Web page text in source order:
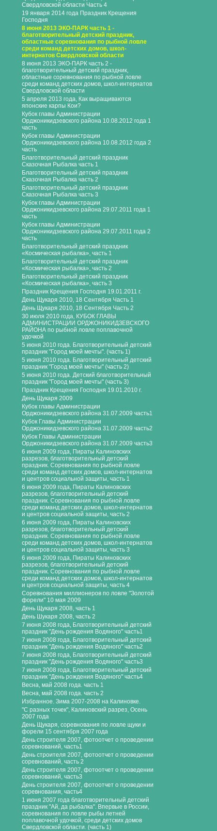
Свердловской области Часть 4
19 января 2014 года Праздник Крещения
Господня
8 июня 2013 ЭКО-ПАРК часть 1 -
благотворительный детский праздник,
областные соревнования по рыбной ловле
среди команд детских домов, школ-
интернатов Свердловской области
8 июня 2013 ЭКО-ПАРК часть 2 -
благотворительный детский праздник,
областные соревнования по рыбной ловле
среди команд детских домов, школ-интернатов
Свердловской области
5 апреля 2013 года, Как выращиваются
японские карпы Кои?
Кубок главы Администрации
Орджоникидзевского района 10.08.2012 года 1
часть
Кубок главы Администрации
Орджоникидзевского района 10.08.2012 года 2
часть
Благотворительный детский праздник
Сказочная Рыбалка часть 1
Благотворительный детский праздник
Сказочная Рыбалка часть 2
Благотворительный детский праздник
Сказочная Рыбалка часть 3
Кубок главы Администрации
Орджоникидзевского района 29.07.2011 года 1
часть
Кубок главы Администрации
Орджоникидзевского района 29.07.2011 года 2
часть
Благотворительный детский праздник
«Космическая рыбалка», часть 1
Благотворительный детский праздник
«Космическая рыбалка», часть 2
Благотворительный детский праздник
«Космическая рыбалка», часть 3
Праздник Крещения Господня 19.01.2011 г.
День Щукаря 2010, 18 Сентября Часть 1
День Щукаря 2010, 18 Сентября Часть 2
30 июля 2010 года, КУБОК ГЛАВЫ
АДМИНИСТРАЦИИ ОРДЖОНИКИДЗЕВСКОГО
РАЙОНА по рыбной ловле поплавочной
удочкой
5 июня 2010 года. Благотворительный детский
праздник "Город моей мечты". (часть 1)
5 июня 2010 года. Благотворительный детский
праздник "Город моей мечты" (часть 2)
5 июня 2010 года. Детский благотворительный
праздник "Город моей мечты" (часть 3)
Праздник Крещения Господня 19.01.2010 г.
День Щукаря 2009
Кубок главы Администрации
Орджоникидзевского района 31.07.2009 часть1
Кубок Главы Администрации
Орджоникидзевского района 31.07.2009 часть2
Кубок Главы Администрации
Орджоникидзевского района 31.07.2009 часть3
6 июня 2009 года, Пираты Калиновских
разрезов, благотворительный детский
праздник. Соревнования по рыбной ловле
среди команд детских домов, школ-интернатов
и центров социальной защиты, часть 1
6 июня 2009 года, Пираты Калиновских
разрезов, благотворительный детский
праздник. Соревнования по рыбной ловле
среди команд детских домов, школ-интернатов
и центров социальной защиты, часть 2
6 июня 2009 года, Пираты Калиновских
разрезов, благотворительный детский
праздник. Соревнования по рыбной ловле
среди команд детских домов, школ-интернатов
и центров социальной защиты, часть 3
6 июня 2009 года, Пираты Калиновских
разрезов, благотворительный детский
праздник. Соревнования по рыбной ловле
среди команд детских домов, школ-интернатов
и центров социальной защиты, часть 4
Соревнования миллионеров по ловле "Золотой
форели" 10 мая 2009
День Щукаря 2008, часть 1
День Шукаря 2008, часть 2
7 июня 2008 года, Благотворительный детский
праздник "День рождения Водяного" часть1
7 июня 2008 года, Благотворительный детский
праздник "День рождения Водяного" часть2
7 июня 2008 года, Благотворительный детский
праздник "День рождения Водяного" часть3
7 июня 2008 года, Благотворительный детский
праздник "День рождения Водяного" часть4
Весна, май 2008 года. часть 1
Весна, май 2008 года. часть 2
Избранное. Зима 2007-2008 на Калиновке.
"С разных точек", Калиновский разрез, Осень
2007 года
День Щукаря, соревнования по ловле щуки и
форели 15 сентября 2007 года
День строителя 2007, фотоотчет о проведении
соревнований, часть1
День строителя 2007, фотоотчет о проведении
соревнований, часть 2
День строителя 2007, фотоотчет о проведении
соревнований, часть3
День строителя 2007, фотоотчет о проведении
соревнования, часть4
1 июня 2007 года благотворительный детский
праздник "Ай, да рыбалка". Впервые в России,
соревнования по ловле рыбы летней
поплавочной удочкой, среди детских домов
Свердловской области. (часть 1)